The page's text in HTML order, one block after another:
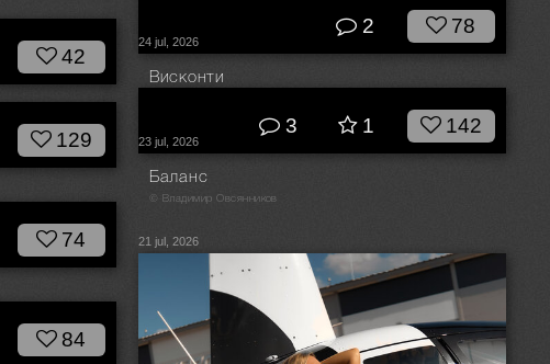
24 jul, 2026
2 78
Висконти
42
23 jul, 2026
3 1 142
Баланс
© Владимир Овсянников
129
21 jul, 2026
74
84